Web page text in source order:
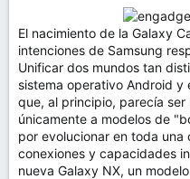
m
a
o
El nacimiento de la Galaxy
intenciones de Samsung
Unificar dos mundos tan
sistema operativo Android y
que, al principio, parecía
únicamente a modelos de
por evolucionar en toda
conexiones y capacidades
nueva Galaxy NX, un